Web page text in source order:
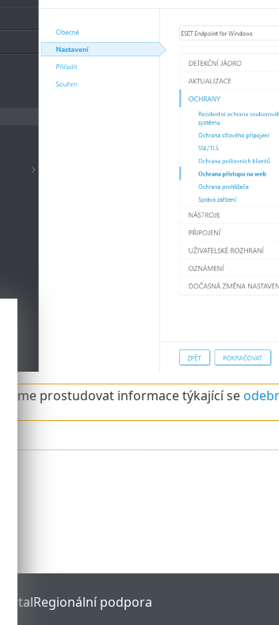
prostudovat informace týkající se
Regionální podpora